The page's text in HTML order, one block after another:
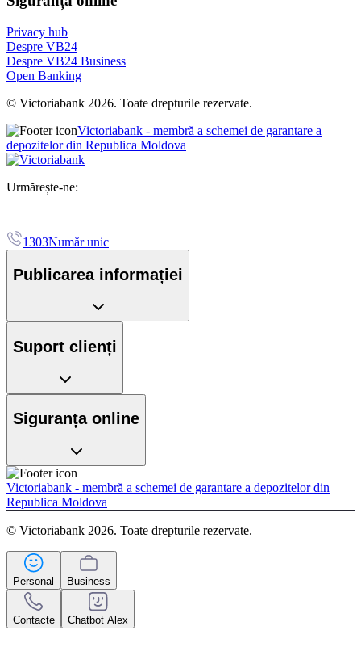
Privacy hub
Despre VB24
Despre VB24 Business
Open Banking
© Victoriabank 2026. Toate drepturile rezervate.
Victoriabank - membră a schemei de garantare a
depozitelor din Republica Moldova
Urmărește-ne:
1303Număr unic
Publicarea informației
Suport clienți
Siguranța online
Victoriabank - membră a schemei de garantare a depozitelor din
Republica Moldova
© Victoriabank 2026. Toate drepturile rezervate.
Personal Business
Contacte Chatbot Alex